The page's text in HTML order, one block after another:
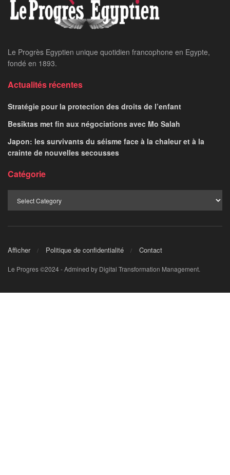
Le Progrès Egyptien unique quotidien francophone en Egypte,
fondé en 1893.
Actualités récentes
Stratégie pour la protection des droits de l’enfant
Besiktas met fin aux négociations avec Mo Salah
Japon: les survivants du séisme face à la chaleur et à la
crainte de nouvelles secousses
Catégorie
Afficher Politique de confidentialité Contact
Le Progres ©2024 - Admined by Digital Transformation Management.